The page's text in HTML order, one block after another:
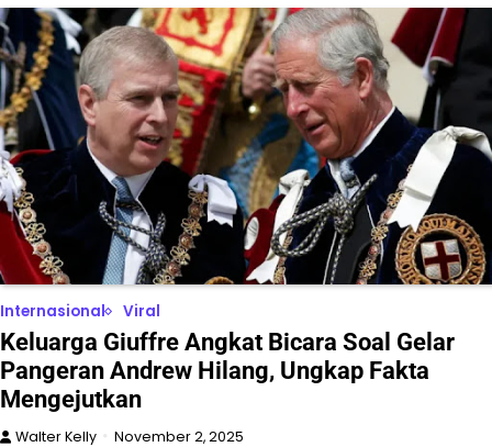
Internasional Viral
Keluarga Giuffre Angkat Bicara Soal Gelar
Pangeran Andrew Hilang, Ungkap Fakta
Mengejutkan
Walter Kelly November 2, 2025